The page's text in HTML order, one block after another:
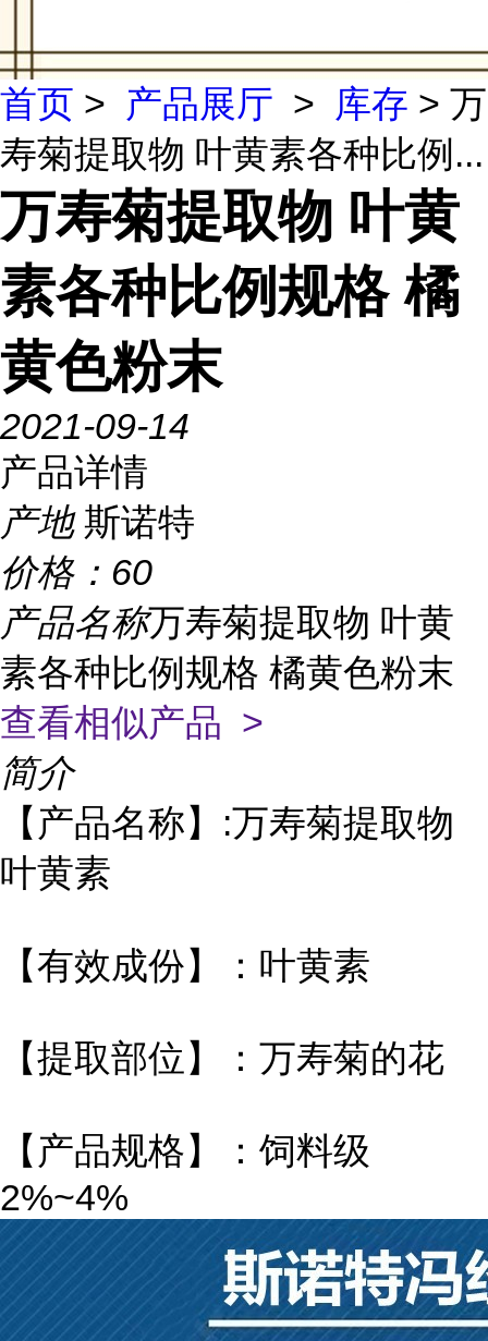
首页 > 产品展厅 > 库存 > 万
寿菊提取物 叶黄素各种比例...
万寿菊提取物 叶黄
素各种比例规格 橘
黄色粉末
2021-09-14
产品详情
产地 斯诺特
价格： 60
产品名称万寿菊提取物 叶黄
素各种比例规格 橘黄色粉末
查看相似产品 >
简介
【产品名称】:万寿菊提取物
叶黄素
【有效成份】：叶黄素
【提取部位】：万寿菊的花
【产品规格】：饲料级
2%~4%